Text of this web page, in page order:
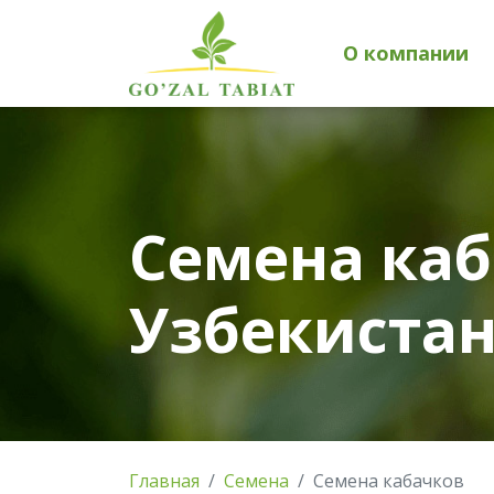
О компании
Семена
Главная Семена Семена кабачков